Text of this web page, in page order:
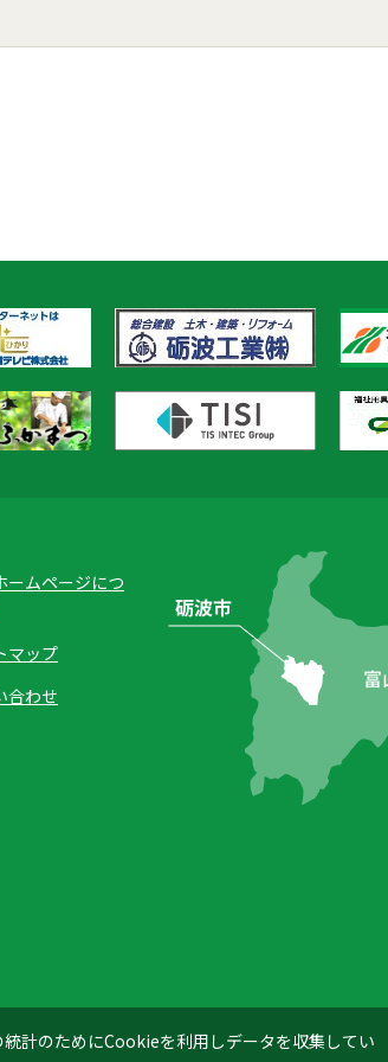
計のためにCookieを利用しデータを収集してい
ームページにつ
マップ
合わせ